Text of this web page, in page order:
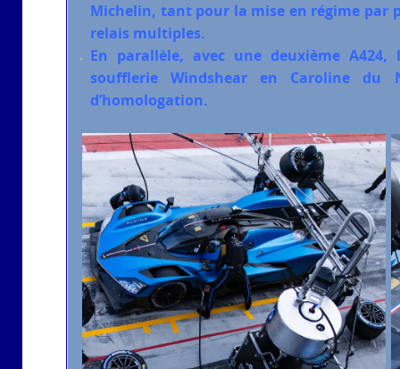
Michelin, tant pour la mise en régime par
relais multiples.
En parallèle, avec une deuxième
soufflerie Windshear en Caroline du
d’homologation.